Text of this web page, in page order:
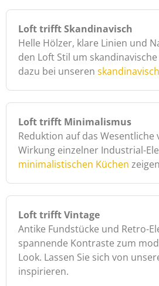
Loft trifft Skandinavisch
Helle Hölzer, klare Linien und
den Loft Stil um
dazu bei unseren
Loft trifft Minimalismus
Reduktion auf das Wesentliche
Wirkung einzelner Industrial-
minimalistischen Küchen
Loft trifft Vintage
Antike Fundstücke und Retro-
spannende Kontraste zum
Look. Lassen Sie sich von
inspirieren.